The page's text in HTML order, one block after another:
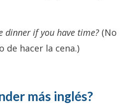
dinner if you have time? (No
de hacer la cena.)
más inglés?